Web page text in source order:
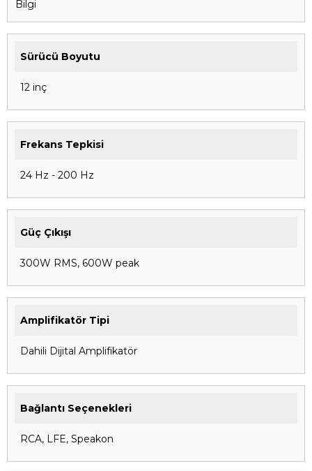
Bilgi
Sürücü Boyutu
12 inç
Frekans Tepkisi
24 Hz - 200 Hz
Güç Çıkışı
300W RMS, 600W peak
Amplifikatör Tipi
Dahili Dijital Amplifikatör
Bağlantı Seçenekleri
RCA, LFE, Speakon